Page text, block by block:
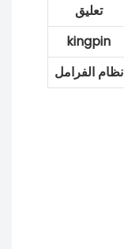
تعليق
kingpin
نظام الفرامل